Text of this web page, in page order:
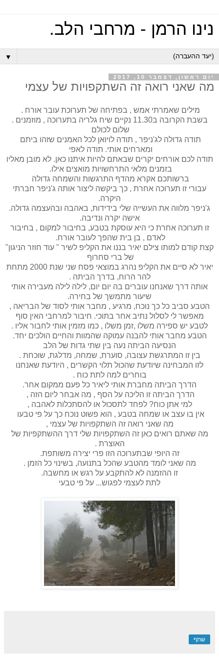
נינו הרמן - מרחבי הלב.
▼
יום ראשון, דצמבר 10, 2017
מה שאני רואה זה השתקפויות של עצמי
מילים שאמרתי אמש , בפתיחה של תערוכת עובר אורח .
בשבת הקרובה ב11.30 נקיים שיח גלריה בתערוכה , מוזמנים .
שלום לכולם
תודה גדולה לג'ניפר , תודה לויואן לכל האמנים שזהו ביתם
ומארחים אותי. תודה לאפי
תודה לכם אורחים יקרים שבאתם להיות איתנו כאן. לא מובן מאליו
בזמנים מלאי התרחשויות מואצים אילו.
ברשותכם אקרא מהדף התרגשות והשמחה גדולה
עבורי זו תערוכה אחרת , כך ביקשה ליצור אותה ג'ניפר חברתי
היקרה.
ג'ניפר מלווה את העשייה שלי בידידות, באהבה ובהעצמה גדולה.
אישה יקרה ונדיבה.
זו תערוכה אחרת כי היא עוסקת בטבע, בחיבור למקום , בחיבור
לאדם , בן בית שהפך לעובר אורח.
קצת קודם למותו צילם יאיר בננו את הקליפ לשיר " עוד חוזר הניגון"
של ברי סחרוף
יאיר לא סיים את הקליפ נהרג במוצאי פסח שני שנת 2000 מתחת
להר הרוח, בדרך הביתה .
אותה דרך שאנחנו עוברים בה יום יום, לילה לילה מעבירה אותי
שיעור מתמשך של בחירה.
הטבע סביב כל כך נוכח, מרגיע , מחבר אותי לסוד של הבריאה ,
מאפשר לי לסלול נתיב אחר בתוכי. חיבור למרחבי האין סוף
לטבע יש ספירה משלו ,זמן משלו , כמו מזמין אותי לחבור אליו .
הטבע מחבר אותי להבנה עמוקה שהמוות והחיים הולכים יחד.
הנסיעה הביתה נעה בין שתי גדות של הלב
בין זו המתרגשת עצובה, סוערת, שמחה, מדלגת, שוכחת .
לזו המבחינה שיודעת שהכול תלוי הקשרים , היודעת שאנחנו
בוחרים למה לתת כוח .
הדרך הביתה מחברת אותי ליאיר כל פעם ממקום אחר.
הדרך הביתה זו הליכה על הסף , מה אבחר ליום הזה ,
למי אתן כוח? לפחד לתסכול או להסתכלות לאהבה ,
אין בו עצב או שמחה בטבע , הוא פשוט נוכח כך על פי טבעו
מה שאני רואה זה השתקפויות של עצמי ,
מה שאתם רואים כאן זה השתקפויות שלי דרך ההשתקפיות של
האוצרת .
זה היופי שבתערוכה הזו פרי יצירה משותפת.
מה שאני לומד מהטבע שהכל בתנועה, בשינוי כל הזמן .
זו ההזמנה לא להתקבע על רגש או מחשבה.
לתת לעצמי לפגוש... על פי טבעי
שתף